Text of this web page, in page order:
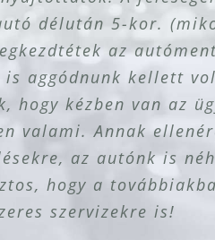
délután 5-kor.
az
aggódnunk kellett
hogy kézben van az
valami. Annak
az autónk is
hogy a
szervizekre is!
Green Car Szervizt.
OLDALÁRÓL
OLDALÁRÓL
bérelni!
OLDALÁRÓL
OLDALÁRÓL
ideje a cserének!
OLDALÁRÓL